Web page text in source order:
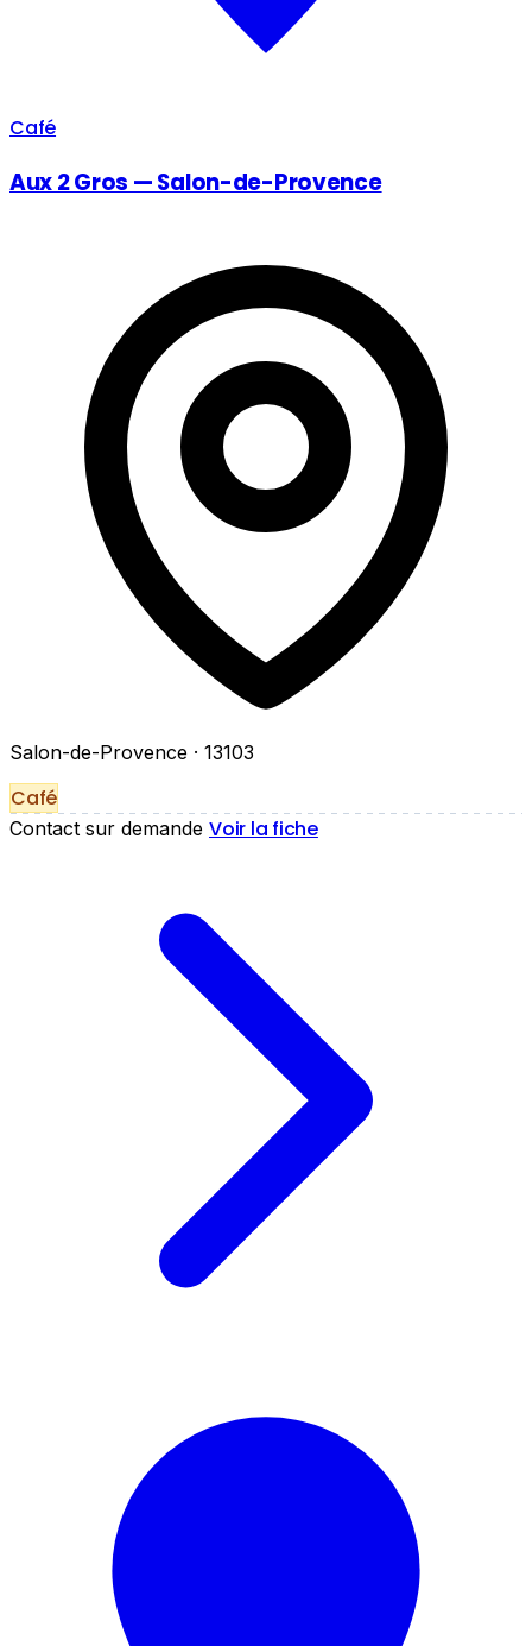
Café
Aux 2 Gros — Salon-de-Provence
Salon-de-Provence · 13103
Café
Contact sur demande Voir la fiche